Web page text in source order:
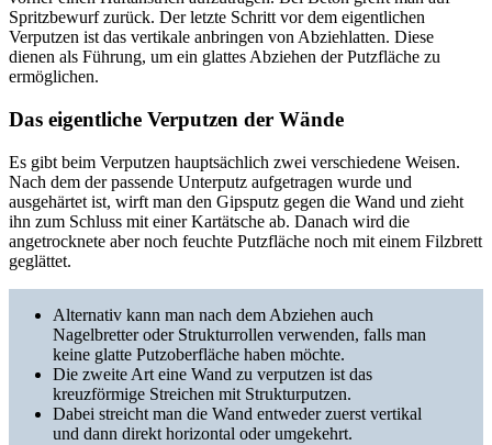
Spritzbewurf zurück. Der letzte Schritt vor dem eigentlichen
Verputzen ist das vertikale anbringen von Abziehlatten. Diese
dienen als Führung, um ein glattes Abziehen der Putzfläche zu
ermöglichen.
Das eigentliche Verputzen der Wände
Es gibt beim Verputzen hauptsächlich zwei verschiedene Weisen.
Nach dem der passende Unterputz aufgetragen wurde und
ausgehärtet ist, wirft man den Gipsputz gegen die Wand und zieht
ihn zum Schluss mit einer Kartätsche ab. Danach wird die
angetrocknete aber noch feuchte Putzfläche noch mit einem Filzbrett
geglättet.
Alternativ kann man nach dem Abziehen auch
Nagelbretter oder Strukturrollen verwenden, falls man
keine glatte Putzoberfläche haben möchte.
Die zweite Art eine Wand zu verputzen ist das
kreuzförmige Streichen mit Strukturputzen.
Dabei streicht man die Wand entweder zuerst vertikal
und dann direkt horizontal oder umgekehrt.